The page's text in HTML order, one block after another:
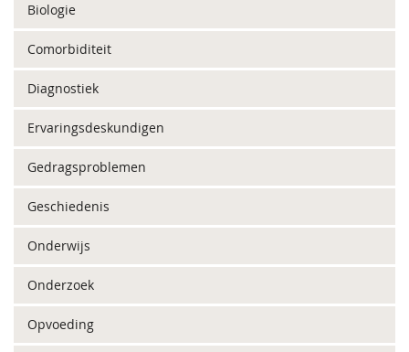
Biologie
Comorbiditeit
Diagnostiek
Ervaringsdeskundigen
Gedragsproblemen
Geschiedenis
Onderwijs
Onderzoek
Opvoeding